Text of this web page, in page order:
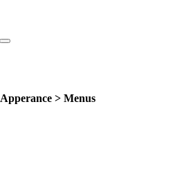
Apperance > Menus